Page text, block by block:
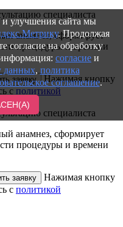
и улучшения сайта мы
. Продолжая
согласие на обработку
согласие и
данных, политика
соглашение.
специалиста
анамнез, сформирует
процедуры и времени
заявку
Нажимая кнопку
с политикой
специалиста
анамнез, сформирует
процедуры и времени
заявку
Нажимая кнопку
с политикой